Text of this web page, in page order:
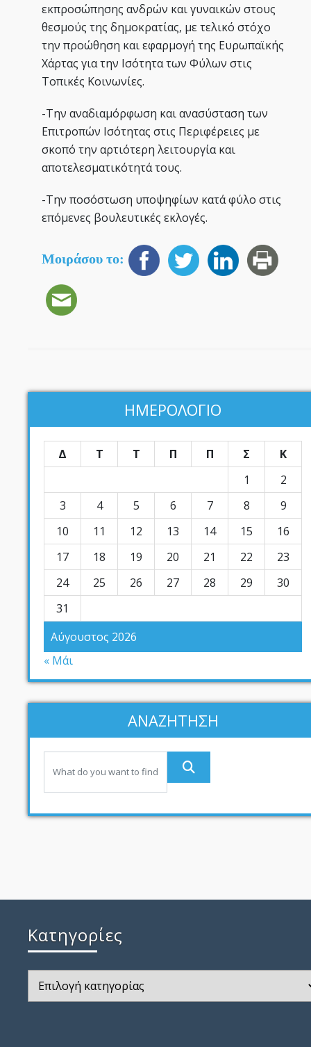
εκπροσώπησης ανδρών και γυναικών στους
θεσμούς της δημοκρατίας, με τελικό στόχο
την προώθηση και εφαρμογή της Ευρωπαϊκής
Χάρτας για την Ισότητα των Φύλων στις
Τοπικές Κοινωνίες.
-Την αναδιαμόρφωση και ανασύσταση των
Επιτροπών Ισότητας στις Περιφέρειες με
σκοπό την αρτιότερη λειτουργία και
αποτελεσματικότητά τους.
-Την ποσόστωση υποψηφίων κατά φύλο στις
επόμενες βουλευτικές εκλογές.
Μοιράσου το:
ΗΜΕΡΟΛΟΓΙΟ
Αύγουστος 2026
Δ Τ Τ Π Π Σ
Κ
1
2
3
4 5 6 7 8
9
10
11 12 13 14 15
16
17
18 19 20 21 22
23
24
25 26 27 28 29
30
31
« Μάι
ΑΝΑΖΗΤΗΣΗ
Kατηγορίες
Kατηγορίες